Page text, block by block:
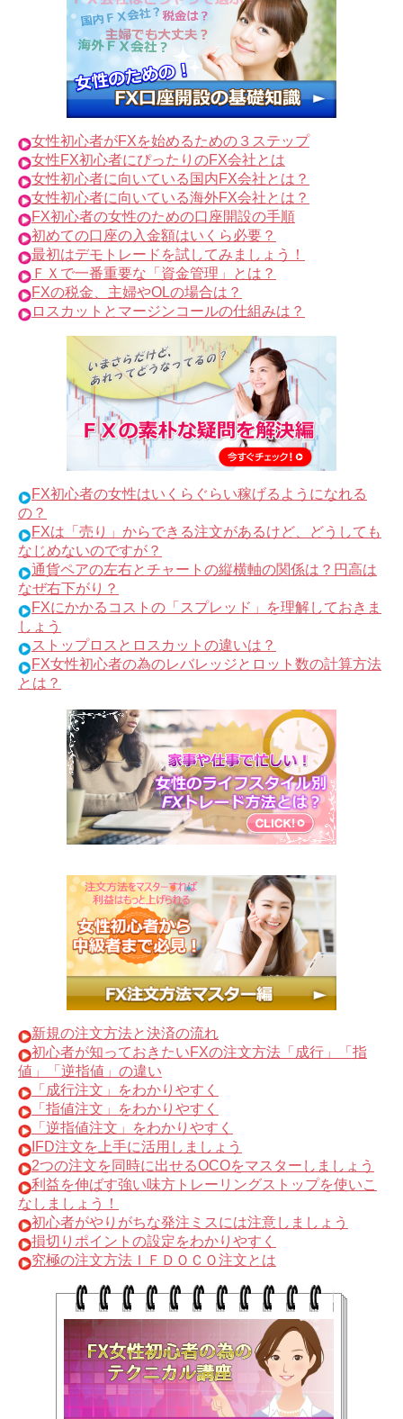
女性初心者がFXを始めるための３ステップ
女性FX初心者にぴったりのFX会社とは
女性初心者に向いている国内FX会社とは？
女性初心者に向いている海外FX会社とは？
FX初心者の女性のための口座開設の手順
初めての口座の入金額はいくら必要？
最初はデモトレードを試してみましょう！
ＦＸで一番重要な「資金管理」とは？
FXの税金、主婦やOLの場合は？
ロスカットとマージンコールの仕組みは？
FX初心者の女性はいくらぐらい稼げるようになれる
の？
FXは「売り」からできる注文があるけど、どうしても
なじめないのですが？
通貨ペアの左右とチャートの縦横軸の関係は？円高は
なぜ右下がり？
FXにかかるコストの「スプレッド」を理解しておきま
しょう
ストップロスとロスカットの違いは？
FX女性初心者の為のレバレッジとロット数の計算方法
とは？
新規の注文方法と決済の流れ
初心者が知っておきたいFXの注文方法「成行」「指
値」「逆指値」の違い
「成行注文」をわかりやすく
「指値注文」をわかりやすく
「逆指値注文」をわかりやすく
IFD注文を上手に活用しましょう
2つの注文を同時に出せるOCOをマスターしましょう
利益を伸ばす強い味方トレーリングストップを使いこ
なしましょう！
初心者がやりがちな発注ミスには注意しましょう
損切りポイントの設定をわかりやすく
究極の注文方法ＩＦＤＯＣＯ注文とは